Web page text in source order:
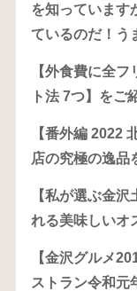
を知っています
ているのだ！う
【外食費に全
ト法 7つ】をご
【番外編 2022
店の究極の逸品
【私が選ぶ金
れる美味しいオ
【金沢グルメ
ストラン令和元